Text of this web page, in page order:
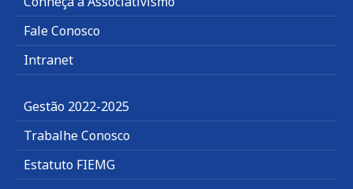
Fale Conosco
Intranet
Gestão 2022-2025
Trabalhe Conosco
Estatuto FIEMG